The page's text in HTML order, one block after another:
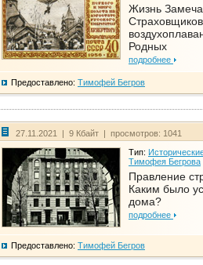
Жизнь
Родных
подробнее
Предоставлено: Тимофей Бегров
27.11.2021 | 9 Кбайт | просмотров: 1041
Тип:
Тимофея Бегрова
Правление
Каким было
дома?
подробнее
Предоставлено: Тимофей Бегров